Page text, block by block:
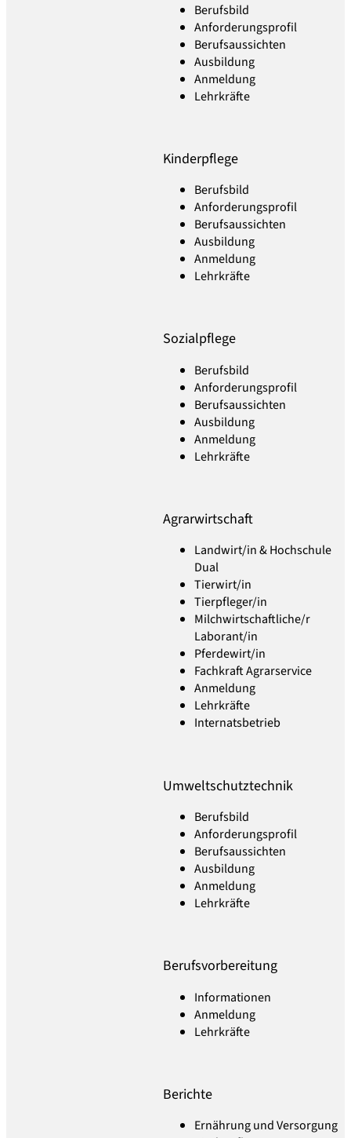
Berufsbild
Anforderungsprofil
Berufsaussichten
Ausbildung
Anmeldung
Lehrkräfte
Kinderpflege
Berufsbild
Anforderungsprofil
Berufsaussichten
Ausbildung
Anmeldung
Lehrkräfte
Sozialpflege
Berufsbild
Anforderungsprofil
Berufsaussichten
Ausbildung
Anmeldung
Lehrkräfte
Agrarwirtschaft
Landwirt/in & Hochschule
Dual
Tierwirt/in
Tierpfleger/in
Milchwirtschaftliche/r
Laborant/in
Pferdewirt/in
Fachkraft Agrarservice
Anmeldung
Lehrkräfte
Internatsbetrieb
Umweltschutztechnik
Berufsbild
Anforderungsprofil
Berufsaussichten
Ausbildung
Anmeldung
Lehrkräfte
Berufsvorbereitung
Informationen
Anmeldung
Lehrkräfte
Berichte
Ernährung und Versorgung